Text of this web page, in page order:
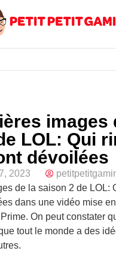
images
LOL: Qui
dévoilées
2023
de la saison 2 de LOL:
dans une vidéo mise
Prime. On peut constater
tout le monde a des